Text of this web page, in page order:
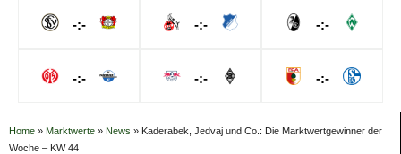
-:-
-:-
-:-
-:-
-:-
-:-
Home » Marktwerte » News » Kaderabek, Jedvaj und Co.: Die Marktwertgewinner der
Woche – KW 44